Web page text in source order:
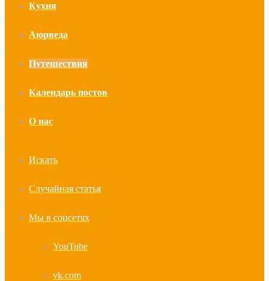
Кухня
Аюрведа
Путешествия
Календарь постов
О нас
Искать
Случайная статья
Мы в соцсетях
YouTube
vk.com